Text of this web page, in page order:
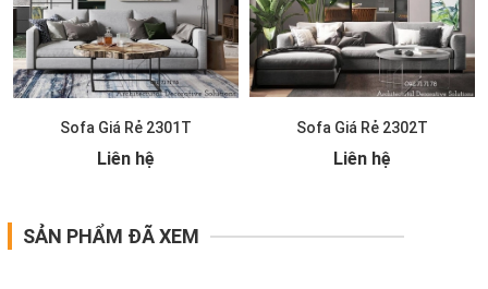
Sofa Giá Rẻ 2301T
Liên hệ
Sofa Giá Rẻ 2302T
Liên hệ
SẢN PHẨM ĐÃ XEM